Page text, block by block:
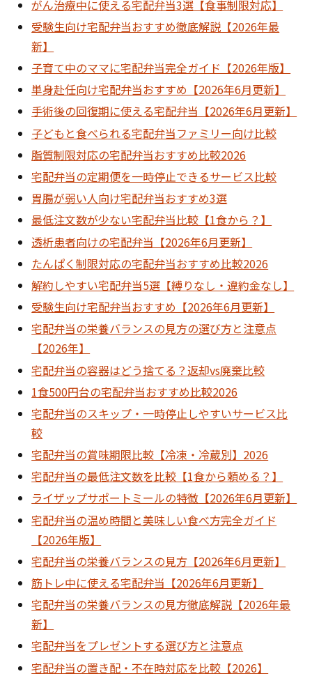
がん治療中に使える宅配弁当3選【食事制限対応】
受験生向け宅配弁当おすすめ徹底解説【2026年最
新】
子育て中のママに宅配弁当完全ガイド【2026年版】
単身赴任向け宅配弁当おすすめ【2026年6月更新】
手術後の回復期に使える宅配弁当【2026年6月更新】
子どもと食べられる宅配弁当ファミリー向け比較
脂質制限対応の宅配弁当おすすめ比較2026
宅配弁当の定期便を一時停止できるサービス比較
胃腸が弱い人向け宅配弁当おすすめ3選
最低注文数が少ない宅配弁当比較【1食から？】
透析患者向けの宅配弁当【2026年6月更新】
たんぱく制限対応の宅配弁当おすすめ比較2026
解約しやすい宅配弁当5選【縛りなし・違約金なし】
受験生向け宅配弁当おすすめ【2026年6月更新】
宅配弁当の栄養バランスの見方の選び方と注意点
【2026年】
宅配弁当の容器はどう捨てる？返却vs廃棄比較
1食500円台の宅配弁当おすすめ比較2026
宅配弁当のスキップ・一時停止しやすいサービス比
較
宅配弁当の賞味期限比較【冷凍・冷蔵別】2026
宅配弁当の最低注文数を比較【1食から頼める？】
ライザップサポートミールの特徴【2026年6月更新】
宅配弁当の温め時間と美味しい食べ方完全ガイド
【2026年版】
宅配弁当の栄養バランスの見方【2026年6月更新】
筋トレ中に使える宅配弁当【2026年6月更新】
宅配弁当の栄養バランスの見方徹底解説【2026年最
新】
宅配弁当をプレゼントする選び方と注意点
宅配弁当の置き配・不在時対応を比較【2026】